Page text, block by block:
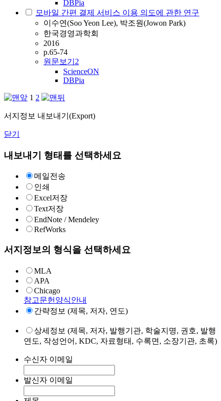
DBPia
모바일 간편 결제 서비스 이용 의도에 관한 연구
이수연(Soo Yeon Lee), 박조원(Jowon Park)
한국경영과학회
2016
p.65-74
원문보기 2
ScienceON
DBPia
1 2
서지정보 내보내기(Export)
닫기
내보내기 형태를 선택하세요
메일전송
인쇄
Excel저장
Text저장
EndNote / Mendeley
RefWorks
서지정보의 형식을 선택하세요
MLA
APA
Chicago
참고문헌양식안내
간략정보 (제목, 저자, 연도)
상세정보 (제목, 저자, 발행기관, 학술지명, 권호, 발행
연도, 작성언어, KDC, 자료형태, 수록면, 소장기관, 초록)
수신자 이메일
발신자 이메일